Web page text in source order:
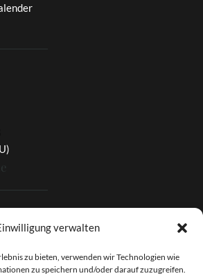
verwalten
zu bieten, verwenden wir Technologien wie
zu speichern und/oder darauf zuzugreifen.